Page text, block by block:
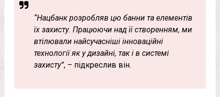
“Нацбанк розробляв цю банни та елементів
їх захисту. Працюючи над її створенням, ми
втілювали найсучасніші інноваційні
технології як у дизайні, так і в системі
захисту”, – підкреслив він.